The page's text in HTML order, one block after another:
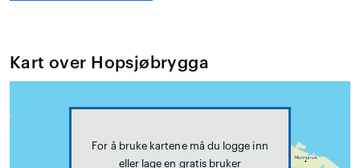
Kart over Hopsjøbrygga
For å bruke kartene må du logge inn
eller lage en gratis bruker